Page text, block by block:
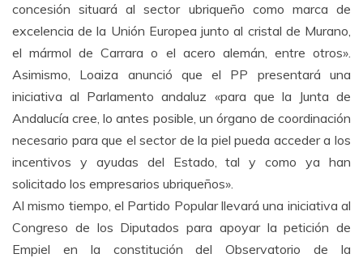
concesión situará al sector ubriqueño como marca de
excelencia de la Unión Europea junto al cristal de Murano,
el mármol de Carrara o el acero alemán, entre otros».
Asimismo, Loaiza anunció que el PP presentará una
iniciativa al Parlamento andaluz «para que la Junta de
Andalucía cree, lo antes posible, un órgano de coordinación
necesario para que el sector de la piel pueda acceder a los
incentivos y ayudas del Estado, tal y como ya han
solicitado los empresarios ubriqueños».
Al mismo tiempo, el Partido Popular llevará una iniciativa al
Congreso de los Diputados para apoyar la petición de
Empiel en la constitución del Observatorio de la